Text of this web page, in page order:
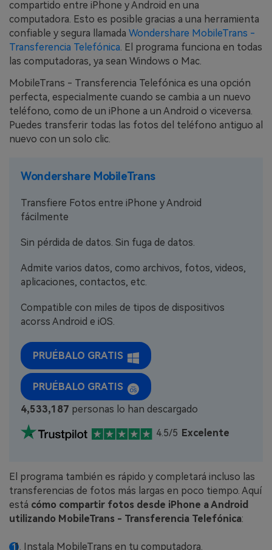
compartido entre iPhone y Android en una
computadora. Esto es posible gracias a una herramienta
confiable y segura llamada Wondershare MobileTrans -
Transferencia Telefónica. El programa funciona en todas
las computadoras, ya sean Windows o Mac.
MobileTrans - Transferencia Telefónica es una opción
perfecta, especialmente cuando se cambia a un nuevo
teléfono, como de un iPhone a un Android o viceversa.
Puedes transferir todas las fotos del teléfono antiguo al
nuevo con un solo clic.
Wondershare MobileTrans
Transfiere Fotos entre iPhone y Android
fácilmente
Sin pérdida de datos. Sin fuga de datos.
Admite varios datos, como archivos, fotos, videos,
aplicaciones, contactos, etc.
Compatible con miles de tipos de dispositivos
acorss Android e iOS.
PRUÉBALO GRATIS
PRUÉBALO GRATIS
4,533,188 personas lo han descargado
4.5/5 Excelente
El programa también es rápido y completará incluso las
transferencias de fotos más largas en poco tiempo. Aquí
está cómo compartir fotos desde iPhone a Android
utilizando MobileTrans - Transferencia Telefónica:
Instala MobileTrans en tu computadora.